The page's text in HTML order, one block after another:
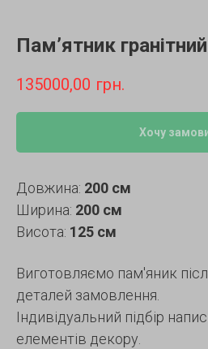
Пам’ятник
135000,00 грн.
Хочу
Довжина: 200 см
Ширина: 200 см
Висота: 125 см
Виготовляємо пам'яник
деталей замовлення.
Індивідуальний підбір
елементів декору.